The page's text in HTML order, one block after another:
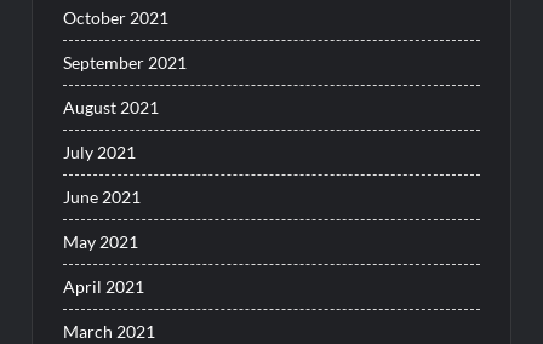
October 2021
September 2021
August 2021
July 2021
June 2021
May 2021
April 2021
March 2021